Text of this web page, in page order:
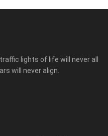
lights of life will never all
will never align.